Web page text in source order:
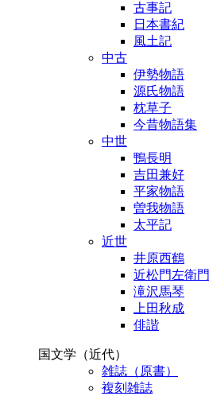
古事記
日本書紀
風土記
中古
伊勢物語
源氏物語
枕草子
今昔物語集
中世
鴨長明
吉田兼好
平家物語
曽我物語
太平記
近世
井原西鶴
近松門左衛門
滝沢馬琴
上田秋成
俳諧
国文学（近代）
雑誌（原書）
複刻雑誌